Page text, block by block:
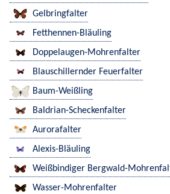
Gelbringfalter
Fetthennen-Bläuling
Doppelaugen-Mohrenfalter
Blauschillernder Feuerfalter
Baum-Weißling
Baldrian-Scheckenfalter
Aurorafalter
Alexis-Bläuling
Weißbindiger Bergwald-
Wasser-Mohrenfalter